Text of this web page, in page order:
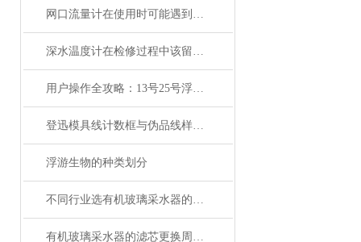
网口流量计在使用时可能遇到哪些问题?如何解决?
深水温度计在检修过程中该留意的事项
用户操作全攻略：13号25号浮游生物网的正确使用、清洗与保存
登迅模具线计数框与伪品线样的质量比较
浮游生物的种类划分
不同行业选有机玻璃采水器的秘籍：根据需求精准匹配
有机玻璃采水器的滤芯更换周期是多久？